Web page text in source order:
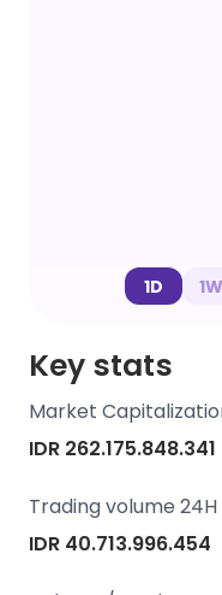
1D 1W
Key stats
Market
IDR 262.175.848.341
Trading volume 24H
IDR 40.713.996.454